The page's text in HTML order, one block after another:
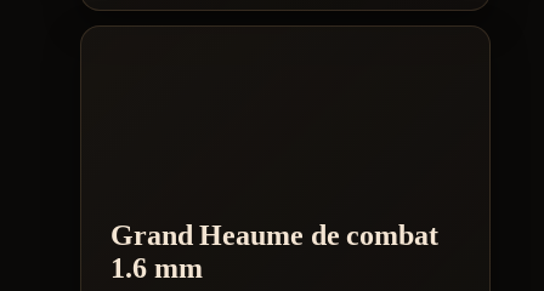
139,00 €
produit
page
Grand Heaume de combat
1.6 mm